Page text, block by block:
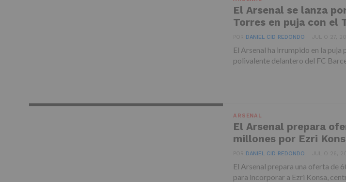
El Arsenal se lanza
Torres en puja con el
POR DANIEL CID REDONDO JULIO 27,
El Arsenal ha irrumpido en la puja
polivalente delantero del FC
ARSENAL
El Arsenal prepara
millones por Ezri
POR DANIEL CID REDONDO JULIO 26,
El Arsenal prepara una oferta de
para incorporar a Ezri Konsa,